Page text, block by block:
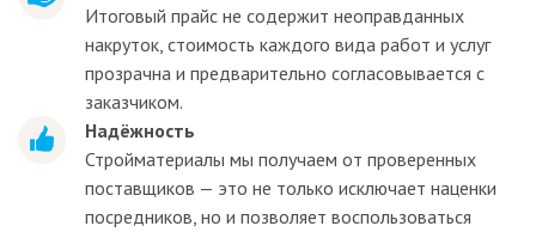
Итоговый прайс не содержит неоправданных
накруток, стоимость каждого вида работ и услуг
прозрачна и предварительно согласовывается с
заказчиком.
Надёжность
Стройматериалы мы получаем от проверенных
поставщиков — это не только исключает наценки
посредников, но и позволяет воспользоваться